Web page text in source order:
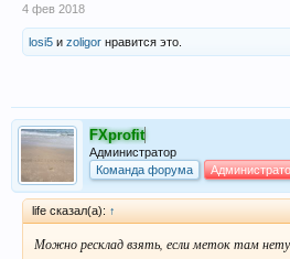
4 фев 2018
losi5 и zoligor нравится это.
FXprofit
Администратор
Команда форума
life сказал(а): ↑
Можно ресклад взять, если меток там